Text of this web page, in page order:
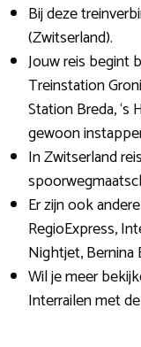
Bij deze
(Zwitserland).
Jouw reis begint
Treinstation
Station Breda,
gewoon
In Zwitserland
Er zijn ook
RegioExpress,
Nightjet, Bernina
Wil je meer
Interrailen met